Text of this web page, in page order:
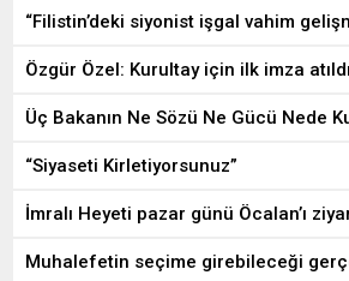
“Filistin’deki siyonist işgal vahim
Özgür Özel: Kurultay için ilk imza atıldı
Üç Bakanın Ne Sözü Ne Gücü Nede
“Siyaseti Kirletiyorsunuz”
İmralı Heyeti pazar günü Öcalan’ı
Muhalefetin seçime girebileceği